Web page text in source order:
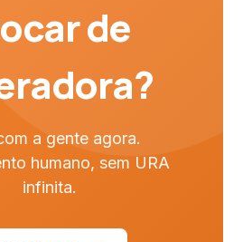
de
a gente agora.
humano, sem URA
infinita.